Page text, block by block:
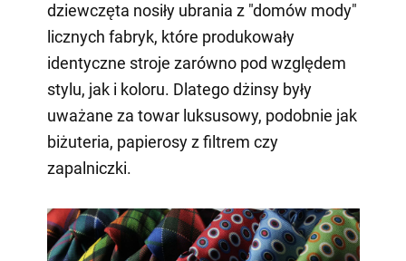
dziewczęta nosiły ubrania z "domów mody"
licznych fabryk, które produkowały
identyczne stroje zarówno pod względem
stylu, jak i koloru. Dlatego dżinsy były
uważane za towar luksusowy, podobnie jak
biżuteria, papierosy z filtrem czy
zapalniczki.